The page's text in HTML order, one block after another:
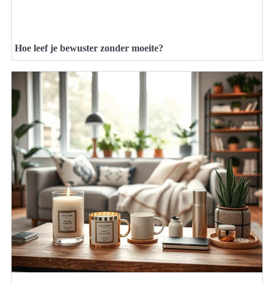
Hoe leef je bewuster zonder moeite?